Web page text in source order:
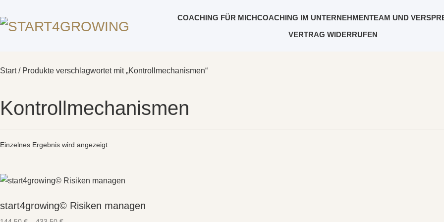
COACHING FÜR MICHCOACHING IM UNTERNEHMENTEAM UND
VERTRAG WIDERRUFEN
Start/ Produkte verschlagwortet mit „Kontrollmechanismen“
Kontrollmechanismen
Einzelnes Ergebnis wird angezeigt
start4growing© Risiken managen